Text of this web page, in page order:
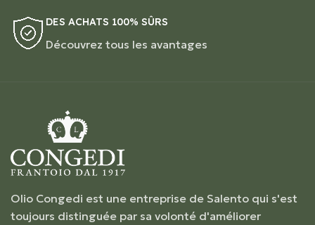
DES ACHATS 100% SÛRS
Découvrez tous les avantages
Olio Congedi est une entreprise de Salento qui s'est
toujours distinguée par sa volonté d'améliorer